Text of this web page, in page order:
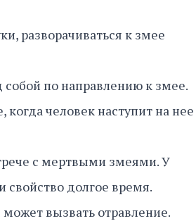
разворачиваться к змее
собой по направлению к змее.
человек наступит на нее
с мертвыми змеями. У
свойство долгое время.
вызвать отравление.